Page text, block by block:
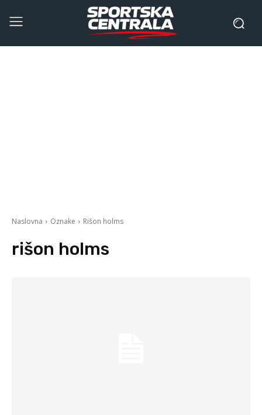
Naslovna Oznake Rišon holms
rišon holms